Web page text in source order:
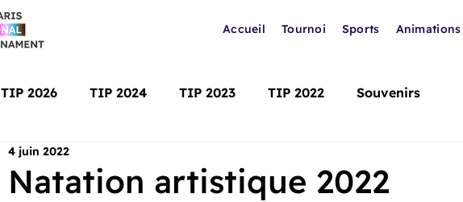
Accueil Tournoi Sports Animations
TIP 2026 TIP 2024 TIP 2023 TIP 2022 Souvenirs
Natation artistique 2022
4 juin 2022